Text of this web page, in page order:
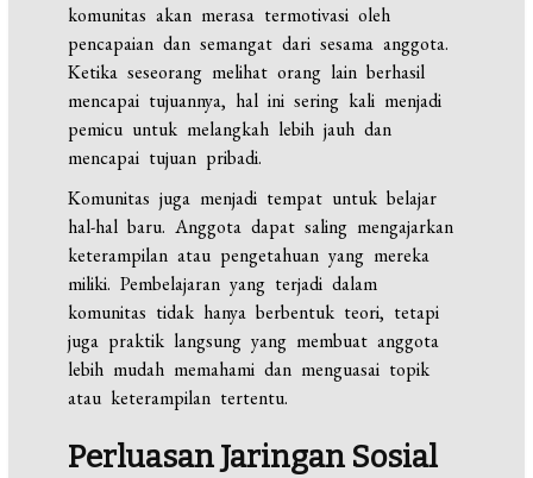
komunitas akan merasa termotivasi oleh
pencapaian dan semangat dari sesama anggota.
Ketika seseorang melihat orang lain berhasil
mencapai tujuannya, hal ini sering kali menjadi
pemicu untuk melangkah lebih jauh dan
mencapai tujuan pribadi.
Komunitas juga menjadi tempat untuk belajar
hal-hal baru. Anggota dapat saling mengajarkan
keterampilan atau pengetahuan yang mereka
miliki. Pembelajaran yang terjadi dalam
komunitas tidak hanya berbentuk teori, tetapi
juga praktik langsung yang membuat anggota
lebih mudah memahami dan menguasai topik
atau keterampilan tertentu.
Perluasan Jaringan Sosial